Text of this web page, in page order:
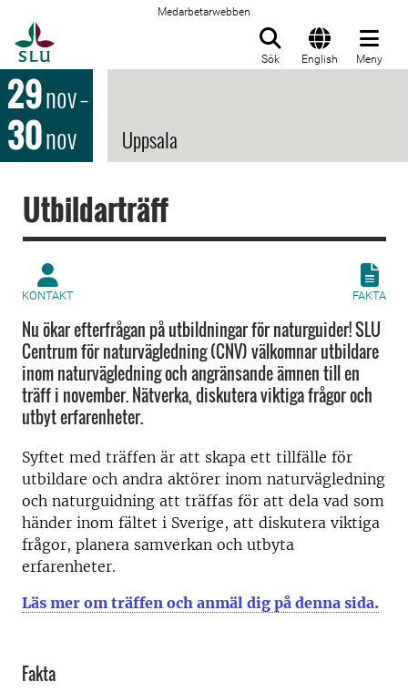
Medarbetarwebben
Sök English Meny
29nov–
30nov Uppsala
Utbildarträff
KONTAKT FAKTA
Nu ökar efterfrågan på utbildningar för naturguider! SLU
Centrum för naturvägledning (CNV) välkomnar utbildare
inom naturvägledning och angränsande ämnen till en
träff i november. Nätverka, diskutera viktiga frågor och
utbyt erfarenheter.
Syftet med träffen är att skapa ett tillfälle för
utbildare och andra aktörer inom naturvägledning
och naturguidning att träffas för att dela vad som
händer inom fältet i Sverige, att diskutera viktiga
frågor, planera samverkan och utbyta
erfarenheter.
Läs mer om träffen och anmäl dig på denna sida.
Fakta